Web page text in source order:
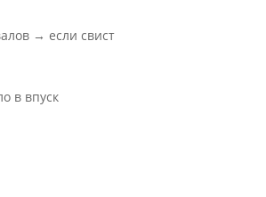
→ если свист
в впуск